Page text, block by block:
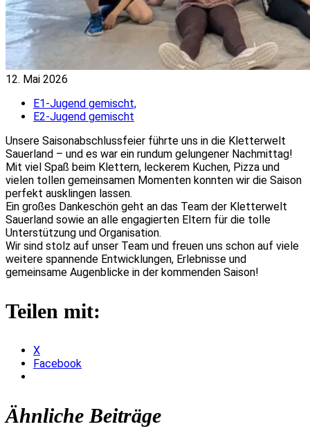
12. Mai 2026
E1-Jugend gemischt,
E2-Jugend gemischt
Unsere Saisonabschlussfeier führte uns in die Kletterwelt
Sauerland – und es war ein rundum gelungener Nachmittag!
Mit viel Spaß beim Klettern, leckerem Kuchen, Pizza und
vielen tollen gemeinsamen Momenten konnten wir die Saison
perfekt ausklingen lassen.
Ein großes Dankeschön geht an das Team der Kletterwelt
Sauerland sowie an alle engagierten Eltern für die tolle
Unterstützung und Organisation.
Wir sind stolz auf unser Team und freuen uns schon auf viele
weitere spannende Entwicklungen, Erlebnisse und
gemeinsame Augenblicke in der kommenden Saison!
Teilen mit:
X
Facebook
Ähnliche Beiträge